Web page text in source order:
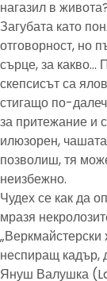
нагазил в
Загубата като
отговорност, но
сърце, за какво…
скепсисът са
стигащо по-
за притежание и
илюзорен,
позволиш, тя
неизбежно.
Чудех се как да
мразя
неспиращ кадър,
Януш Валушка